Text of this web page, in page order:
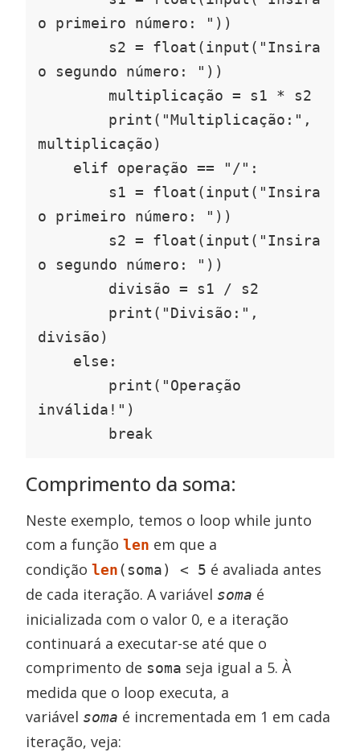
o primeiro número: "))
o segundo número: "))
multiplicação)
o primeiro número: "))
o segundo número: "))
divisão)
inválida!")
        break
Comprimento da soma:
Neste exemplo, temos o loop while junto
com a funçãolen em que a
condiçãolen(soma) < 5 é avaliada antes
de cada iteração. A variável soma é
inicializada com o valor 0, e a iteração
continuará a executar-se até que o
comprimento de soma seja igual a 5. À
medida que o loop executa, a
variável soma é incrementada em 1 em cada
iteração, veja: